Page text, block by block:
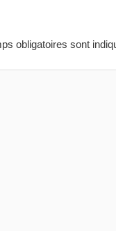
obligatoires sont